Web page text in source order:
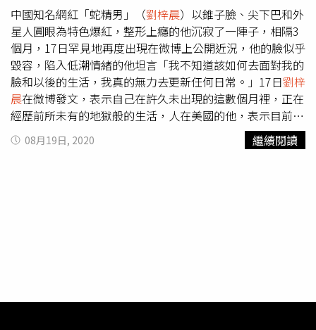
中國知名網紅「蛇精男」（劉梓晨）以錐子臉、尖下巴和外
星人圓眼為特色爆紅，整形上癮的他沉寂了一陣子，相隔3
個月，17日罕見地再度出現在微博上公開近況，他的臉似乎
毀容，陷入低潮情緒的他坦言「我不知道該如何去面對我的
臉和以後的生活，我真的無力去更新任何日常。」17日劉梓
晨在微博發文，表示自己在許久未出現的這數個月裡，正在
經歷前所未有的地獄般的生活，人在美國的他，表示目前新
冠肺炎疫情確診500多萬人，每天更增加5.6萬確診，還有暴
亂的情況下，他的全臉更是毀容了​​​，「我真的無力去更新任
不已。
08月19日, 2020 繼續閱讀